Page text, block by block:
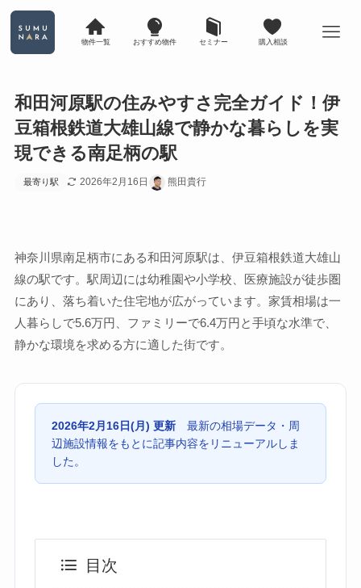
物件一覧 おすすめ物件 セミナー 購入相談
和田河原駅の住みやすさ完全ガイド！伊
豆箱根鉄道大雄山線で静かな暮らしを実
現できる南足柄の駅
最寄り駅 2026年2月16日 熊田貴行
神奈川県南足柄市にある和田河原駅は、伊豆箱根鉄道大雄山
線の駅です。駅周辺には幼稚園や小学校、医療施設が徒歩圏
にあり、落ち着いた住宅地が広がっています。家賃相場は一
人暮らしで5.6万円、ファミリーで6.4万円と手頃な水準で、
静かな環境を求める方に適した街です。
2026年2月16日(月) 更新最新の相場データ・周
辺施設情報をもとに記事内容をリニューアルしま
した。
目次